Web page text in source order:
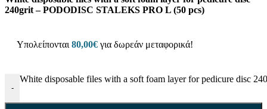
240grit – PODODISC STALEKS PRO L (50 pcs)
Υπολείπονται 80,00€ για δωρεάν μεταφορικά!
-
White disposable files with a soft foam layer for pedicure disc